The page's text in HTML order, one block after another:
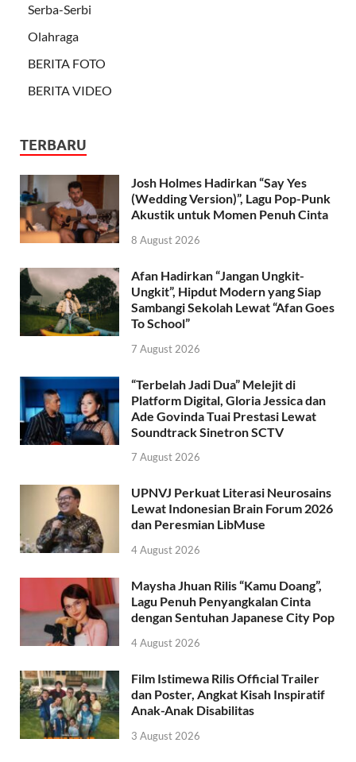
Serba-Serbi
Olahraga
BERITA FOTO
BERITA VIDEO
TERBARU
Josh Holmes Hadirkan “Say Yes
(Wedding Version)”, Lagu Pop-Punk
Akustik untuk Momen Penuh Cinta
8 August 2026
Afan Hadirkan “Jangan Ungkit-
Ungkit”, Hipdut Modern yang Siap
Sambangi Sekolah Lewat “Afan Goes
To School”
7 August 2026
“Terbelah Jadi Dua” Melejit di
Platform Digital, Gloria Jessica dan
Ade Govinda Tuai Prestasi Lewat
Soundtrack Sinetron SCTV
7 August 2026
UPNVJ Perkuat Literasi Neurosains
Lewat Indonesian Brain Forum 2026
dan Peresmian LibMuse
4 August 2026
Maysha Jhuan Rilis “Kamu Doang”,
Lagu Penuh Penyangkalan Cinta
dengan Sentuhan Japanese City Pop
4 August 2026
Film Istimewa Rilis Official Trailer
dan Poster, Angkat Kisah Inspiratif
Anak-Anak Disabilitas
3 August 2026